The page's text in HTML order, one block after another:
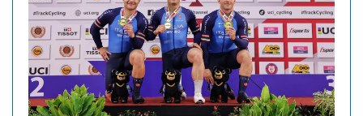
NEWSLETTER